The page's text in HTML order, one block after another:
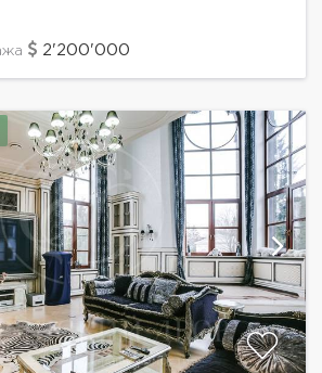
котельная, санузел, каминный...
2'200'000